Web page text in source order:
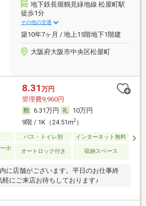
地下鉄長堀鶴見緑地線 松屋町駅
徒歩1分
その他の交通
築10年7ヶ月 / 地上15階地下1階建
大阪府大阪市中央区松屋町
8.31 万円
管理費9,960円
6.31万円
10万円
9階 / 1K（24.51m2）
バス・トイレ別
インターネット無料
ホ
オートロック付き 収納スペース
に店舗がございます。平日のお仕事終
軽にご来店お待ちしております♪